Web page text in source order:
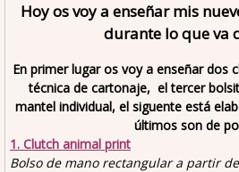
Hoy os voy a enseñar mis
durante lo que va
En primer lugar os voy a enseñar dos
técnica de cartonaje, el tercer
mantel individual, el siguente está
últimos son de
1. Clutch animal print
Bolso de mano rectangular a partir